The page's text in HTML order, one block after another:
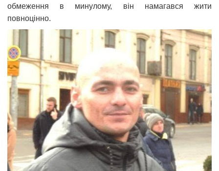
обмеження в минулому, він намагався жити
повноцінно.